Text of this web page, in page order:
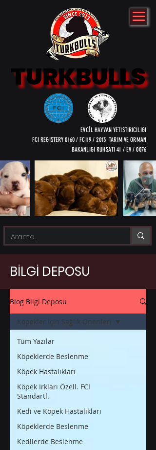
TURKBULLS
TURKBULLS
EVCİL HAYVAN YETISTIRICILIGI
FCI REGISTERY 0160 / FCI19 / 2013 TARIM VE ORMAN
BAKANLIGI RUHSATI 41 / EV / 0076
BİLGİ DEPOSU
Blog Bilgi Deposu
Tüm Yazılar
Köpeklerde Beslenme
Köpek Hastalıkları
Köpek Irkları Özell. FCI
Standartl.
Kedi ve Köpek Hastalıkları
Köpeklerde Beslenme
Kedilerde Beslenme
Köpekler İçin Sağlık Önerileri